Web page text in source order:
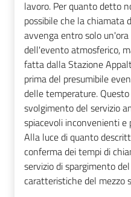
lavoro. Per quanto detto
possibile che la chiamata
avvenga entro solo
dell'evento atmosferico,
fatta dalla Stazione
prima del presumibile
delle temperature.
svolgimento del servizio
spiacevoli inconvenienti
Alla luce di quanto
conferma dei tempi di
servizio di spargimento
caratteristiche del mezzo